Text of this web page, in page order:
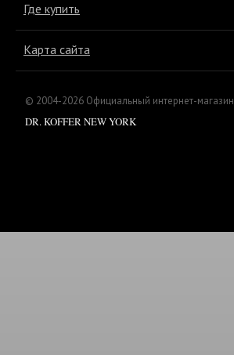
Где купить
Карта сайта
© 2004-2026 Официальный интернет-магазин
DR. KOFFER NEW YORK